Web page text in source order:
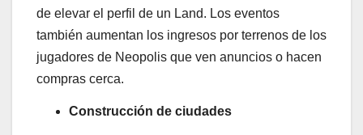
de elevar el perfil de un Land. Los eventos
también aumentan los ingresos por terrenos de los
jugadores de Neopolis que ven anuncios o hacen
compras cerca.
Construcción de ciudades